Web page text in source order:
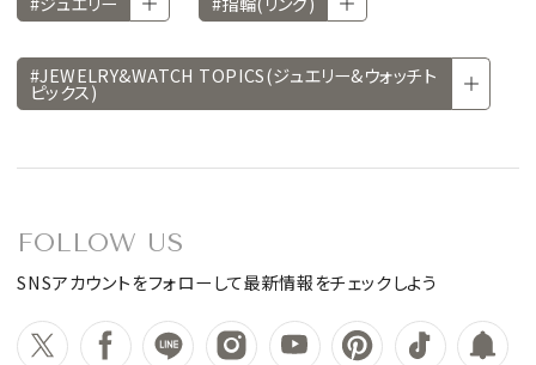
#JEWELRY&WATCH TOPICS(ジュエリー&ウォッチト
ピックス)
FOLLOW US
SNSアカウントをフォローして最新情報をチェックしよう